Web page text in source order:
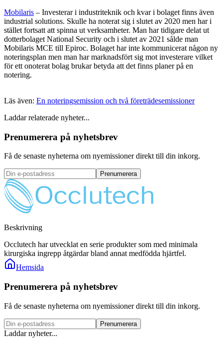
Mobilaris – Investerar i industriteknik och kvar i bolaget finns även
industrial solutions. Skulle ha noterat sig i slutet av 2020 men har i
stället fortsatt att spinna ut verksamheter. Man har tidigare delat ut
dotterbolaget National Security och i slutet av 2021 sålde man
Mobilaris MCE till Epiroc. Bolaget har inte kommunicerat någon ny
noteringsplan men man har marknadsfört sig mot investerare vilket
för ett onoterat bolag brukar betyda att det finns planer på en
notering.
Läs även: En noteringsemission och två företrädesemissioner
Laddar relaterade nyheter...
Prenumerera på nyhetsbrev
Få de senaste nyheterna om nyemissioner direkt till din inkorg.
Prenumerera
Beskrivning
Occlutech har utvecklat en serie produkter som med minimala
kirurgiska ingrepp åtgärdar bland annat medfödda hjärtfel.
Hemsida
Prenumerera på nyhetsbrev
Få de senaste nyheterna om nyemissioner direkt till din inkorg.
Prenumerera
Laddar nyheter...